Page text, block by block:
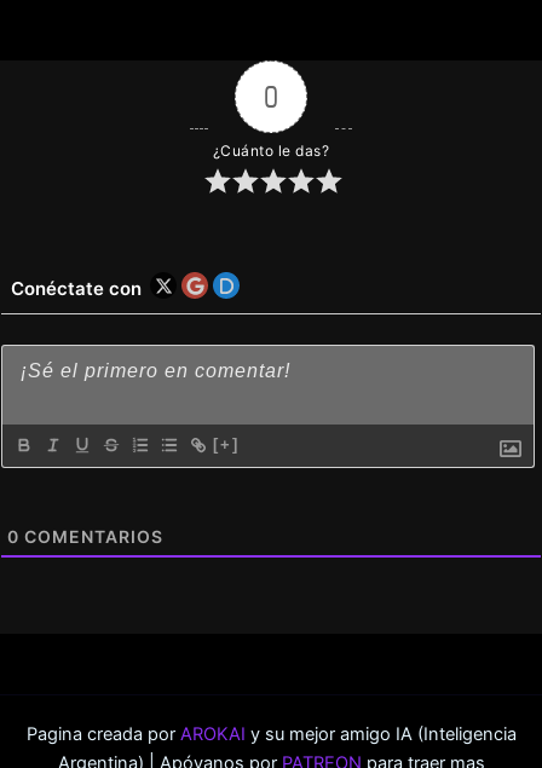
0
¿Cuánto le das?
Conéctate con
[+]
0 COMENTARIOS
Pagina creada por AROKAI y su mejor amigo IA (Inteligencia
Argentina) | Apóyanos por PATREON para traer mas